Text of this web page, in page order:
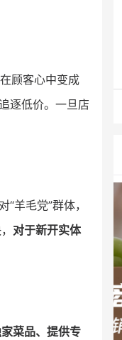
顾客心中变成
逐低价。一旦店
“羊毛党”群体，
对于新开实体
菜品、提供专